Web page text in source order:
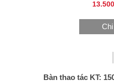
Bàn thao tác KT: